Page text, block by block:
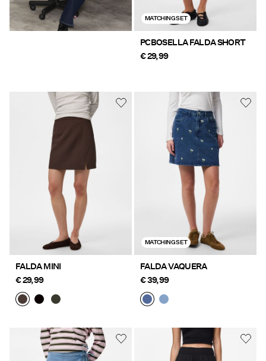
MATCHING SET
PCBOSELLA FALDA SHORT
€ 29,99
FALDA MINI
€ 29,99
MATCHING SET
FALDA VAQUERA
€ 39,99